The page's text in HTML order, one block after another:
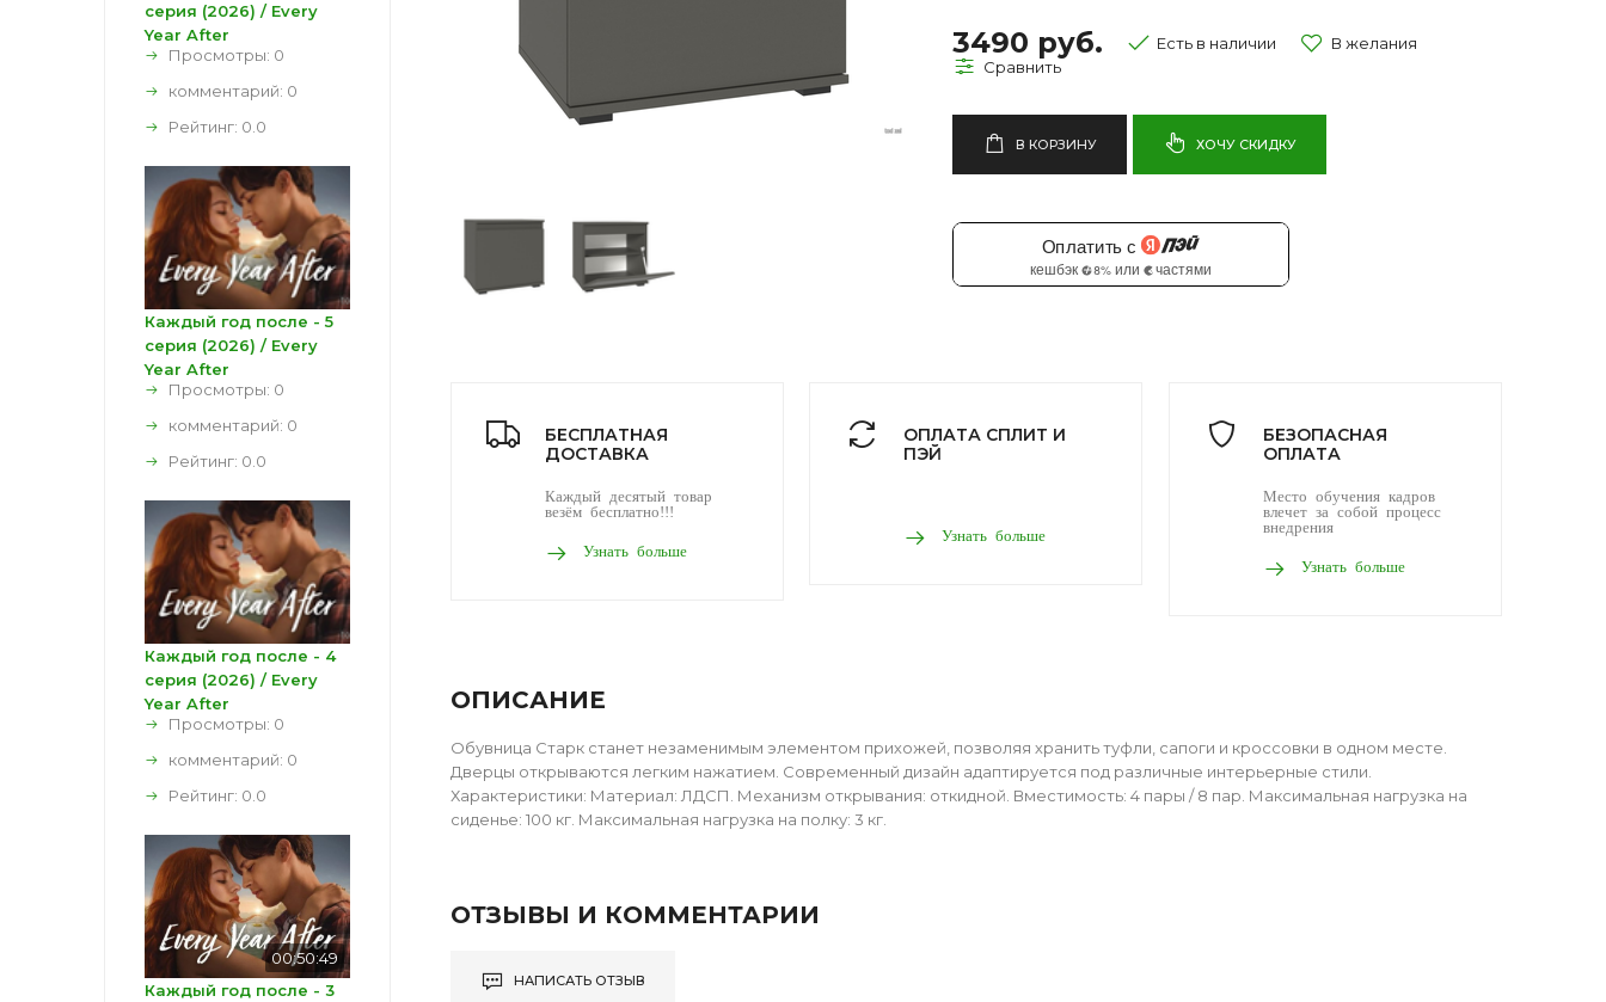
3490 руб. Есть в наличии
В КОРЗИНУ ХОЧУ СКИДКУ
БЕСПЛАТНАЯ
ДОСТАВКА
Каждый десятый товар
везём бесплатно!!!
Узнать больше
ОПЛАТА СПЛИТ И
ПЭЙ
Узнать больше
БЕЗОПАСНАЯ
ОПЛАТА
Место обучения кадров
влечет за собой процесс
внедрения
Узнать больше
ОПИСАНИЕ
Обувница Старк станет незаменимым элементом прихожей, позволяя хранить туфли, сапоги и кроссовки в одном месте.
Дверцы открываются легким нажатием. Современный дизайн адаптируется под различные интерьерные стили.
Характеристики: Материал: ЛДСП. Механизм открывания: откидной. Вместимость: 4 пары / 8 пар. Максимальная нагрузка на
сиденье: 100 кг. Максимальная нагрузка на полку: 3 кг.
ОТЗЫВЫ И КОММЕНТАРИИ
НАПИСАТЬ ОТЗЫВ
серия (2026) / Every
Year After
Просмотры: 0
комментарий: 0
Рейтинг: 0.0
Каждый год после - 5
серия (2026) / Every
Year After
Просмотры: 0
комментарий: 0
Рейтинг: 0.0
Каждый год после - 4
серия (2026) / Every
Year After
Просмотры: 0
комментарий: 0
Рейтинг: 0.0
00:50:49
Каждый год после - 3